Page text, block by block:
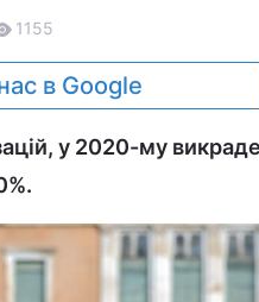
1155
в Google
у 2020-му